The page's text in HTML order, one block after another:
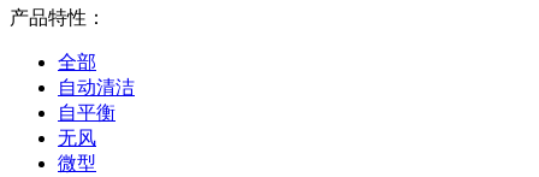
产品特性：
全部
自动清洁
自平衡
无风
微型